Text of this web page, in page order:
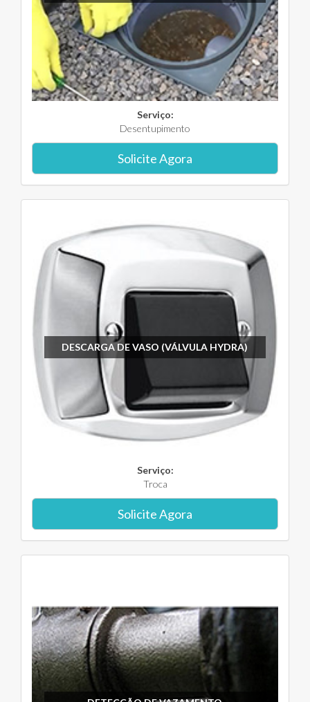
Serviço:
Desentupimento
Solicite Agora
DESCARGA DE VASO (VÁLVULA HYDRA)
Serviço:
Troca
Solicite Agora